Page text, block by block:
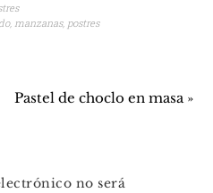
,manzanas, postres
Pastel de choclo en masa »
no será